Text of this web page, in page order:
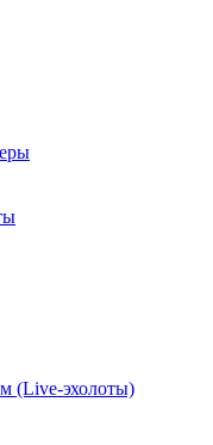
(Live-эхолоты)